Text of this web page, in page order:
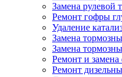
Замена рулевой
Ремонт гофры
Удаление
Замена
Замена
Ремонт и замена
Ремонт